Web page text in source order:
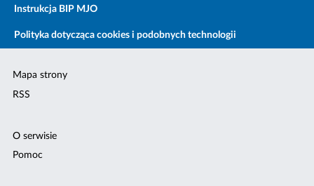
Instrukcja BIP MJO
Polityka dotycząca cookies i podobnych technologii
Mapa strony
RSS
O serwisie
Pomoc